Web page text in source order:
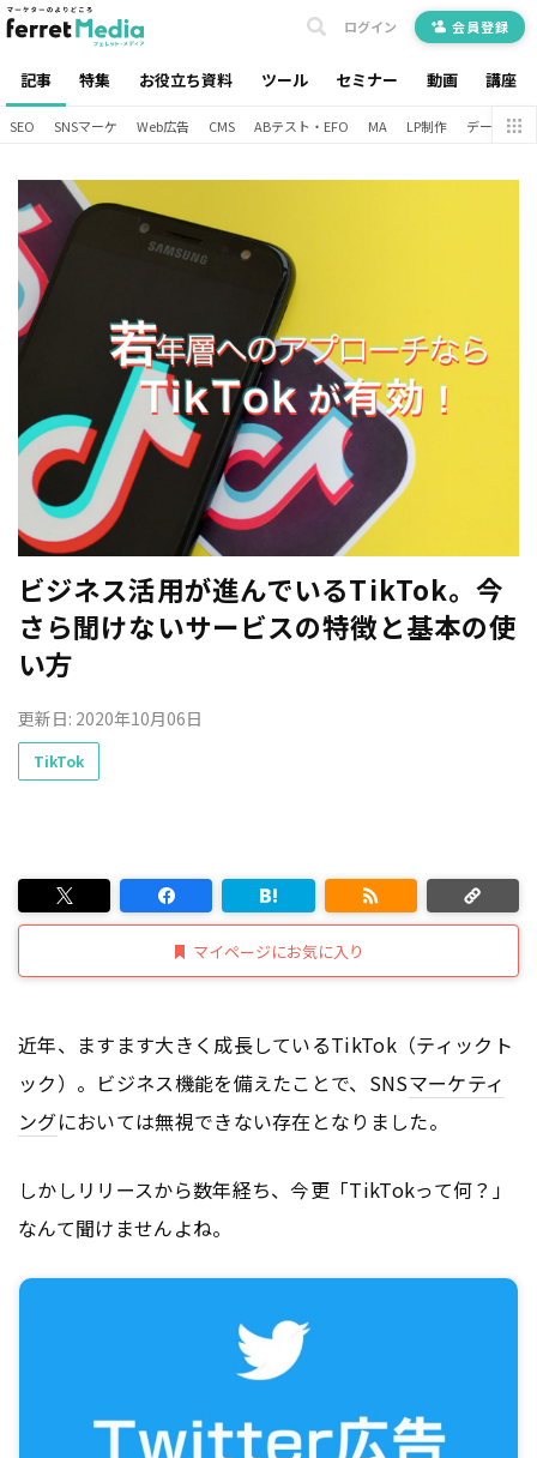
記事 特集 お役立ち資料 ツール セミナー 動画 講座
ログイン 会員登録
SEO SNSマーケ Web広告 CMS ABテスト・EFO MA LP制作 データ分析
ビジネス活用が進んでいるTikTok。今
さら聞けないサービスの特徴と基本の使
い方
更新日: 2020年10月06日
TikTok
マイページにお気に入り
近年、ますます大きく成長しているTikTok（ティックト
ック）。ビジネス機能を備えたことで、SNSマーケティ
ングにおいては無視できない存在となりました。
しかしリリースから数年経ち、今更「TikTokって何？」
なんて聞けませんよね。